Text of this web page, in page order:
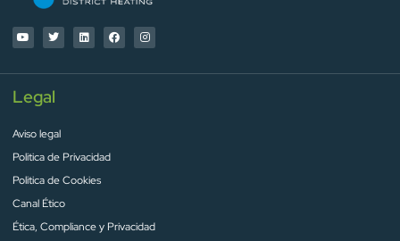
Legal
Aviso legal
Politica de Privacidad
Politica de Cookies
Canal Ético
Ética, Compliance y Privacidad